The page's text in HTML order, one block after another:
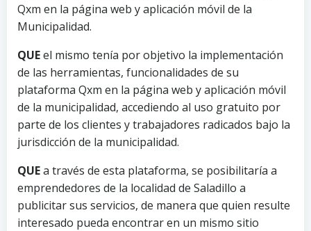
Qxm en la página web y aplicación móvil de la
Municipalidad.
QUEel mismo tenía por objetivo la implementación
de las herramientas, funcionalidades de su
plataforma Qxm en la página web y aplicación móvil
de la municipalidad, accediendo al uso gratuito por
parte de los clientes y trabajadores radicados bajo la
jurisdicción de la municipalidad.
QUEa través de esta plataforma, se posibilitaría a
emprendedores de la localidad de Saladillo a
publicitar sus servicios, de manera que quien resulte
interesado pueda encontrar en un mismo sitio